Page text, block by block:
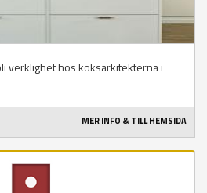
verklighet hos köksarkitekterna i
MER INFO & TILL HEMSIDA